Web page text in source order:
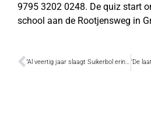
9795 3202 0248. De quiz start
school aan de Rootjensweg in
“Al veertig jaar slaagt Suikerbol erin om kinderen en volwassenen mee te voeren naar onze droomwereld”